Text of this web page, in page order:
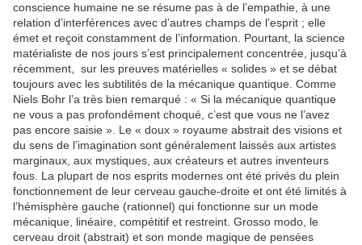
conscience humaine ne se résume pas à de l’empathie, à une
relation d’interférences avec d’autres champs de l’esprit ; elle
émet et reçoit constamment de l’information. Pourtant, la science
matérialiste de nos jours s’est principalement concentrée, jusqu’à
récemment, sur les preuves matérielles « solides » et se débat
toujours avec les subtilités de la mécanique quantique. Comme
Niels Bohr l’a très bien remarqué : « Si la mécanique quantique
ne vous a pas profondément choqué, c’est que vous ne l’avez
pas encore saisie ». Le « doux » royaume abstrait des visions et
du sens de l’imagination sont généralement laissés aux artistes
marginaux, aux mystiques, aux créateurs et autres inventeurs
fous. La plupart de nos esprits modernes ont été privés du plein
fonctionnement de leur cerveau gauche-droite et ont été limités à
l’hémisphère gauche (rationnel) qui fonctionne sur un mode
mécanique, linéaire, compétitif et restreint. Grosso modo, le
cerveau droit (abstrait) et son monde magique de pensées